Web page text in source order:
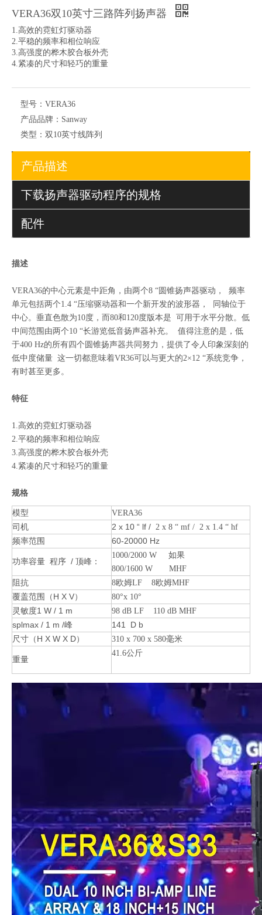
VERA36双10英寸三路阵列扬声器
1.高效的霓虹灯驱动器
2.平稳的频率和相位响应
3.高强度的桦木胶合板外壳
4.紧凑的尺寸和轻巧的重量
型号： VERA36
产品品牌： Sanway
类型： 双10英寸线阵列
产品描述
下载扬声器驱动程序的规格
配件
描述
VERA36的中心元素是中距角，由两个8 “圆锥扬声器驱动， 频率
单元包括两个1.4 “压缩驱动器和一个新开发的波形器，
同轴位于
中心。垂直色散为10度，而80和120度版本是 可用于水平分散。低
中间范围由两个10 “长游览低音扬声器补充。 值得注意的是，低
于400 Hz的所有四个圆锥扬声器共同努力，提供了令人印象深刻的
低中度储量 这一切都意味着VR36可以与更大的2×12 “系统竞争，
有时甚至更多。
特征
1.高效的霓虹灯驱动器
2.平稳的频率和相位响应
3.高强度的桦木胶合板外壳
4.紧凑的尺寸和轻巧的重量
规格
模型 VERA36
司机 2 x 10 “ lf / 2 x 8 “ mf / 2 x 1.4 “ hf
频率范围 60-20000 Hz
功率容量 程序 / 顶峰：
1000/2000 W 如果
800/1600 W MHF
阻抗 8欧姆LF 8欧姆MHF
覆盖范围（H X V） 80°x 10°
灵敏度1 W / 1 m 98 dB LF 110 dB MHF
splmax / 1 m /峰
141 D b
尺寸（H X W X D）
310 x 700 x 580毫米
重量
41.6公斤